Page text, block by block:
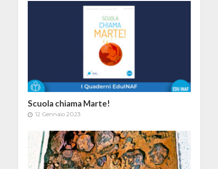
Scuola chiama Marte!
12 Gennaio 2023